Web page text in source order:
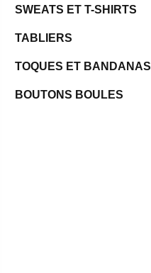
SWEATS ET T-SHIRTS
TABLIERS
TOQUES ET BANDANAS
BOUTONS BOULES